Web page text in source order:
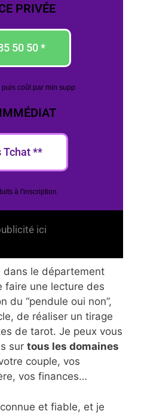
PRIVÉE
50 50 *
coût par min supp
Tchat **
à l'inscription
ici
dans le département
faire une lecture des
du “pendule oui non”,
de réaliser un tirage
de tarot. Je peux vous
sur tous les domaines
couple, vos
vos finances…
et fiable, et je